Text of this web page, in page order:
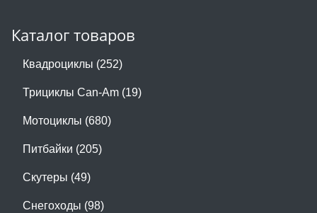
Каталог товаров
Квадроциклы (252)
Трициклы Can-Am (19)
Мотоциклы (680)
Питбайки (205)
Скутеры (49)
Снегоходы (98)